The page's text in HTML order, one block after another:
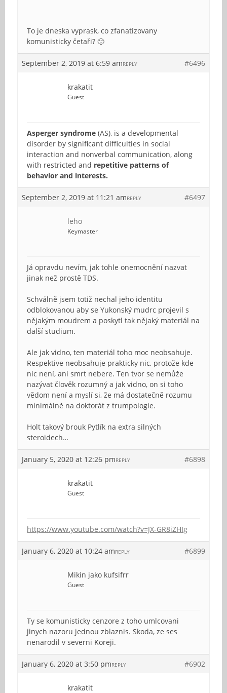
To je dneska vyprask, co zfanatizovany
komunisticky četaři? 🙂
September 2, 2019 at 6:59 am #6496
REPLY
krakatit
Guest
Asperger syndrome (AS), is a developmental
disorder by significant difficulties in social
interaction and nonverbal communication, along
with restricted and repetitive patterns of
behavior and interests.
September 2, 2019 at 11:21 am #6497
REPLY
leho
Keymaster
Já opravdu nevím, jak tohle onemocnění nazvat
jinak než prostě TDS.
Schválně jsem totiž nechal jeho identitu
odblokovanou aby se Yukonský mudrc projevil s
nějakým moudrem a poskytl tak nějaký materiál na
další studium.
Ale jak vidno, ten materiál toho moc neobsahuje.
Respektive neobsahuje prakticky nic, protože kde
nic není, ani smrt nebere. Ten tvor se nemůže
nazývat člověk rozumný a jak vidno, on si toho
vědom není a myslí si, že má dostatečně rozumu
minimálně na doktorát z trumpologie.
Holt takový brouk Pytlík na extra silných
steroidech…
January 5, 2020 at 12:26 pm #6898
REPLY
krakatit
Guest
https://www.youtube.com/watch?v=JX-GR8iZHIg
January 6, 2020 at 10:24 am #6899
REPLY
Mikin jako kufsifrr
Guest
Ty se komunisticky cenzore z toho umlcovani
jinych nazoru jednou zblaznis. Skoda, ze ses
nenarodil v severni Koreji.
January 6, 2020 at 3:50 pm #6902
REPLY
krakatit